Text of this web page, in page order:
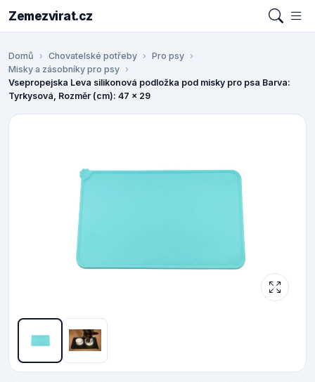
Zemezvirat.cz
Domů Chovatelské potřeby
Pro psy
Misky a zásobníky pro psy
Vsepropejska Leva silikonová podložka pod misky pro psa Barva:
Tyrkysová, Rozměr (cm): 47 x 29